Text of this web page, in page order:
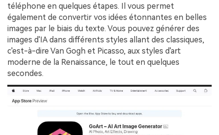
téléphone en quelques étapes. Il vous permet
également de convertir vos idées étonnantes en belles
images par le biais du texte. Vous pouvez générer des
images d'IA dans différents styles allant des classiques,
c'est-à-dire Van Gogh et Picasso, aux styles d'art
moderne de la Renaissance, le tout en quelques
secondes.